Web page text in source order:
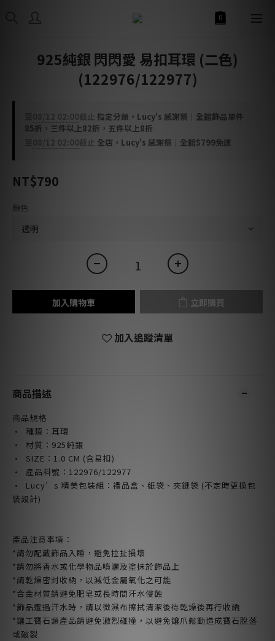
925純銀 閃閃愛 易扣耳環 (二色)
(122976/122977)
08/12 02:00截止 指定分類，Lucy's 感謝祭｜全館飾品單件
85折，三件以上82折，五件以上8折
08/12 02:00截止 全店，Lucy's 感謝祭｜全館$799免運
NT$790
顏色
加入購物車 立即購買
加入追蹤清單
商品描述
商品規格
· 種類：耳環
· 材質：925純銀
· SIZE ：1.0 CM (含易扣)
· 產品料號：122976/122977
· Lucy’s 精美包裝組：禮品盒、紙袋、夾鏈袋 (不定時更換包
裝設計)
產品注意事項：
*請勿配戴飾品入睡，避免拉扯損壞
*請勿將香水或化學物品噴灑及塗抹於飾品上
*請乾燥密封收納，以減低金屬氧化之可能
*合金材質請避免肥皂或長時間汗水侵蝕
*飾品遭遇汗水時，請以微濕布擦拭清潔後待乾燥後再行收納
*鑲工寶石類產品請避免激烈碰撞，以避免鑲爪鬆動造成寶石脫落
或破裂